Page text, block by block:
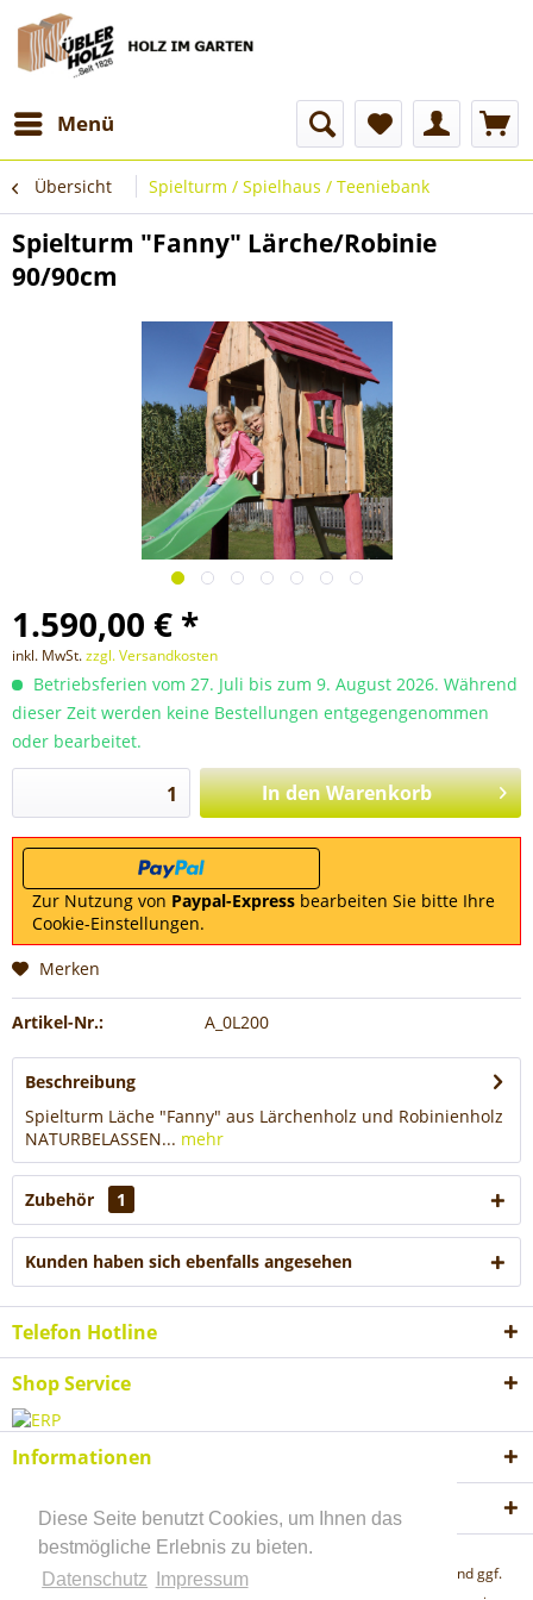
Diese Seite benutzt Cookies, um Ihnen das
bestmögliche Erlebnis zu bieten.
Datenschutz
Impressum
Menü
Übersicht Spielturm / Spielhaus / Teeniebank
Spielturm "Fanny" Lärche/Robinie
90/90cm
1.590,00 € *
inkl. MwSt.zzgl. Versandkosten
Betriebsferien vom 27. Juli bis zum 9. August 2026. Während
dieser Zeit werden keine Bestellungen entgegengenommen
oder bearbeitet.
In denWarenkorb
Zur Nutzung von Paypal-Express bearbeiten Sie bitte Ihre
Cookie-Einstellungen.
Merken
Artikel-Nr.: A_0L200
Beschreibung
Spielturm Läche "Fanny" aus Lärchenholz und Robinienholz
NATURBELASSEN... mehr
Zubehör 1
Kunden haben sich ebenfalls angesehen
Telefon Hotline
Shop Service
Informationen
Akzeptierte Zahlungsweisen
* Alle Preise inkl. gesetzl. Mehrwertsteuer zzgl.
und ggf.